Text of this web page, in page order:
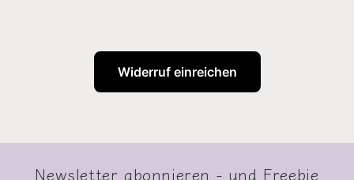
Widerruf einreichen
Newsletter abonnieren - und Freebie